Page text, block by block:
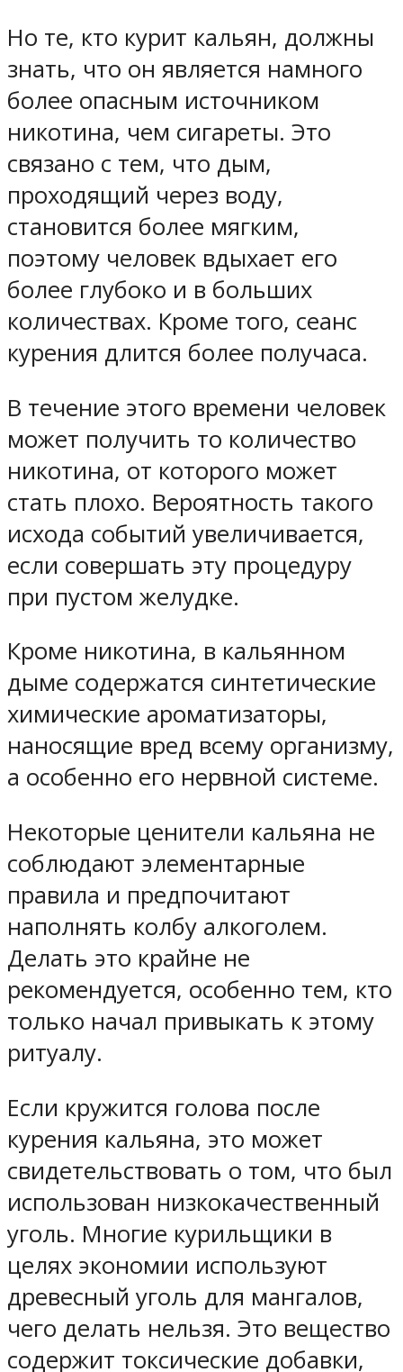
Но те, кто курит кальян, должны
знать, что он является намного
более опасным источником
никотина, чем сигареты. Это
связано с тем, что дым,
проходящий через воду,
становится более мягким,
поэтому человек вдыхает его
более глубоко и в больших
количествах. Кроме того, сеанс
курения длится более получаса.
В течение этого времени человек
может получить то количество
никотина, от которого может
стать плохо. Вероятность такого
исхода событий увеличивается,
если совершать эту процедуру
при пустом желудке.
Кроме никотина, в кальянном
дыме содержатся синтетические
химические ароматизаторы,
наносящие вред всему организму,
а особенно его нервной системе.
Некоторые ценители кальяна не
соблюдают элементарные
правила и предпочитают
наполнять колбу алкоголем.
Делать это крайне не
рекомендуется, особенно тем, кто
только начал привыкать к этому
ритуалу.
Если кружится голова после
курения кальяна, это может
свидетельствовать о том, что был
использован низкокачественный
уголь. Многие курильщики в
целях экономии используют
древесный уголь для мангалов,
чего делать нельзя. Это вещество
содержит токсические добавки,